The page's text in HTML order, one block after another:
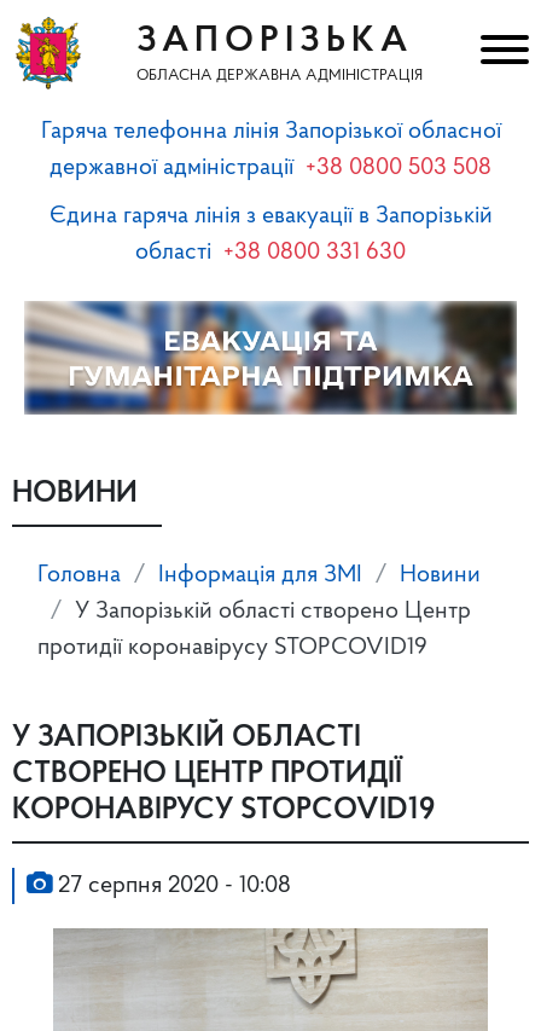
ЗАПОРІЗЬКА
ОБЛАСНА ДЕРЖАВНА АДМІНІСТРАЦІЯ
Гаряча телефонна лінія Запорізької обласної
державної адміністрації +38 0800 503 508
Єдина гаряча лінія з евакуації в Запорізькій
області +38 0800 331 630
НОВИНИ
Головна Інформація для ЗМІ
Новини
У Запорізькій області створено Центр
протидії коронавірусу STOPCOVID19
У ЗАПОРІЗЬКІЙ ОБЛАСТІ
СТВОРЕНО ЦЕНТР ПРОТИДІЇ
КОРОНАВІРУСУ STOPCOVID19
27 серпня 2020 - 10:08